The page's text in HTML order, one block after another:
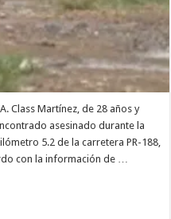
Class Martínez, de 28 años y
asesinado durante la
5.2 de la carretera PR-188,
con la información de …